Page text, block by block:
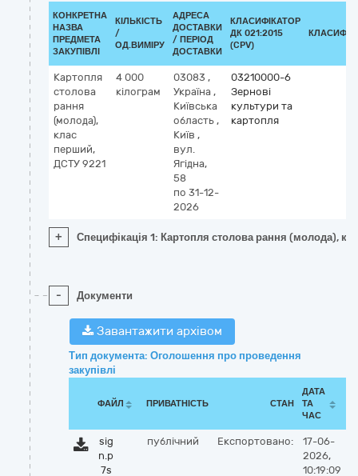
КОНКРЕТНА
НАЗВА
ПРЕДМЕТА
ЗАКУПІВЛІ
КІЛЬКІСТЬ
/
ОД.ВИМІРУ
АДРЕСА
ДОСТАВКИ
/ ПЕРІОД
ДОСТАВКИ
КЛАСИФІКАТОР
ДК 021:2015
(CPV)
Картопля
столова
рання
(молода),
клас
перший,
ДСТУ 9221
4 000
кілограм
03083 ,
Україна ,
Київська
область ,
Київ ,
вул.
Ягідна,
58
по 31-12-
2026
03210000-6
Зернові
культури та
картопля
+ Специфікація 1: Картопля столова рання (молода),
- Документи
Завантажити архівом
Тип документа: Оголошення про проведення
закупівлі
ФАЙЛ ПРИВАТНІСТЬ СТАН
ДАТА
ТА
ЧАС
sig
n.p
7s
публічний Експортовано:
17-06-
2026,
10:19:09